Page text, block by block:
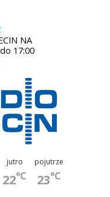
NA
17:00
jutro
22°C
pojutrze
23°C